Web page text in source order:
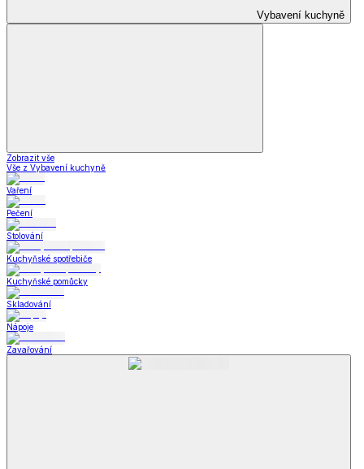
Vybavení kuchyně
Zobrazit vše
Vše z Vybavení kuchyně
Vaření
Pečení
Stolování
Kuchyňské spotřebiče
Kuchyňské pomůcky
Skladování
Nápoje
Zavařování